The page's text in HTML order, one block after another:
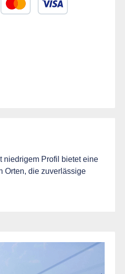
niedrigem Profil bietet eine
Orten, die zuverlässige